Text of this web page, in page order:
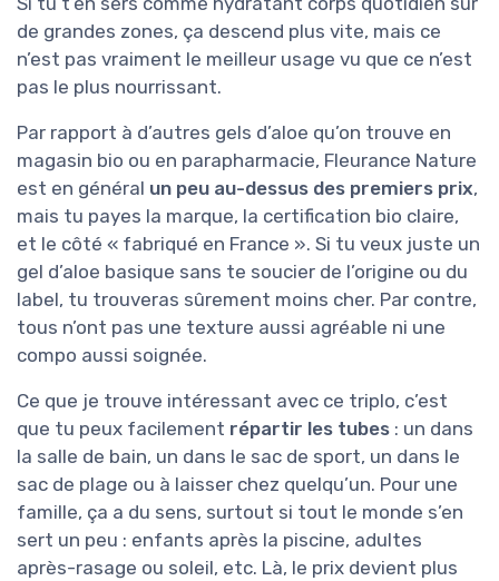
de grandes zones, ça descend plus vite, mais ce
n’est pas vraiment le meilleur usage vu que ce n’est
pas le plus nourrissant.
Par rapport à d’autres gels d’aloe qu’on trouve en
magasin bio ou en parapharmacie, Fleurance Nature
est en général un peu au-dessus des premiers prix,
mais tu payes la marque, la certification bio claire,
et le côté « fabriqué en France ». Si tu veux juste un
gel d’aloe basique sans te soucier de l’origine ou du
label, tu trouveras sûrement moins cher. Par contre,
tous n’ont pas une texture aussi agréable ni une
compo aussi soignée.
Ce que je trouve intéressant avec ce triplo, c’est
que tu peux facilement répartir les tubes : un dans
la salle de bain, un dans le sac de sport, un dans le
sac de plage ou à laisser chez quelqu’un. Pour une
famille, ça a du sens, surtout si tout le monde s’en
sert un peu : enfants après la piscine, adultes
après-rasage ou soleil, etc. Là, le prix devient plus